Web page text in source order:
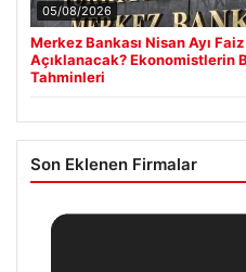
05/08/2026
Merkez Bankası Nisan Ayı
Açıklanacak? Ekonomistlerin
Tahminleri
Son Eklenen Firmalar